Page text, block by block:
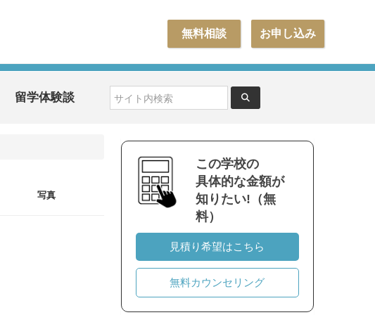
お申し込み
無料相談
留学体験談
写真
この学校の
具体的な金額が
知りたい!（無
料）
見積り希望はこちら
無料カウンセリング